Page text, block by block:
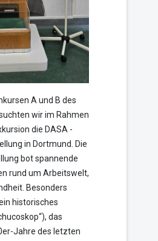
A und B des
wir im Rahmen
die DASA -
in Dortmund. Die
bot spannende
rund um Arbeitswelt,
Besonders
historisches
das
Jahre des letzten